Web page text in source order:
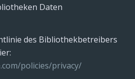
Daten
des Bibliothekbetreibers
policies/privacy/